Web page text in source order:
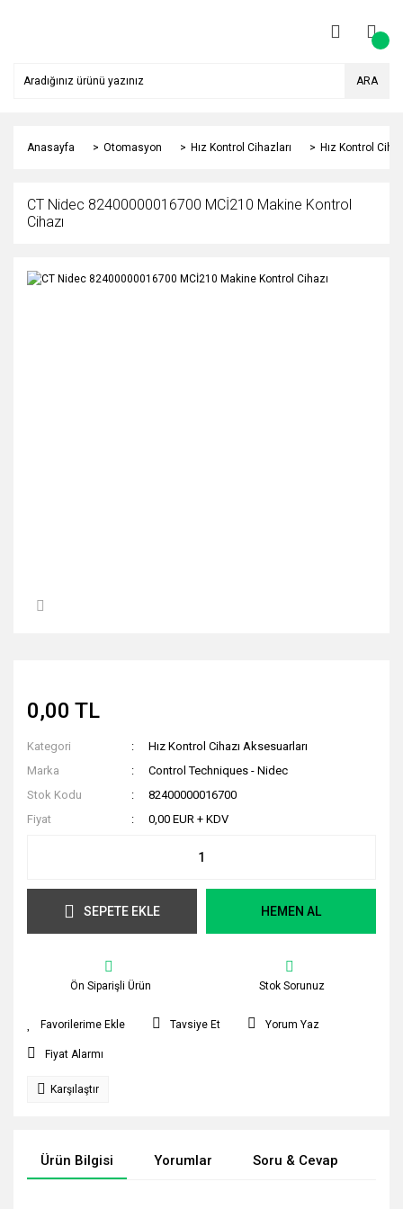
ARA
Anasayfa Otomasyon Hız Kontrol Cihazları Hız Kontrol
CT Nidec 82400000016700 MCİ210 Makine Kontrol
Cihazı
0,00 TL
Kategori
Hız Kontrol Cihazı Aksesuarları
Marka
Control Techniques - Nidec
Stok Kodu
82400000016700
Fiyat
0,00 EUR + KDV
SEPETE EKLE HEMEN AL
Ön Siparişli Ürün Stok Sorunuz
Tavsiye Et Yorum Yaz
Fiyat Alarmı
Karşılaştır
Ürün Bilgisi Yorumlar Soru & Cevap